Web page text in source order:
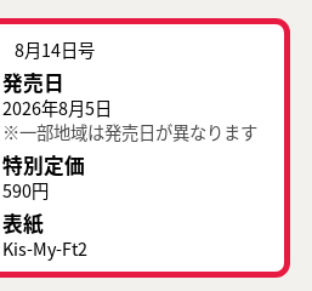
8月14日号
発売日
2026年8月5日
※一部地域は発売日が異なります
特別定価
590円
表紙
Kis-My-Ft2